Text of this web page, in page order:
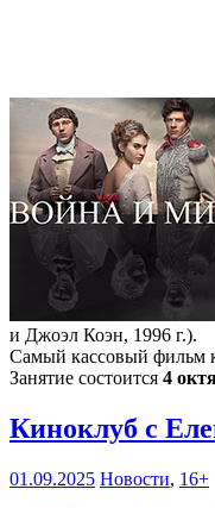
и Джоэл Коэн, 1996 г.).
Самый кассовый фильм
Занятие состоится 4
Киноклуб с
01.09.2025 Новости, 16+